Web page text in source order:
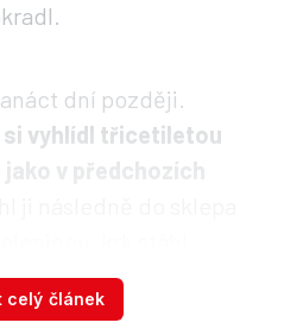
dní později.
si vyhlídl třicetiletou
v předchozích
celý článek